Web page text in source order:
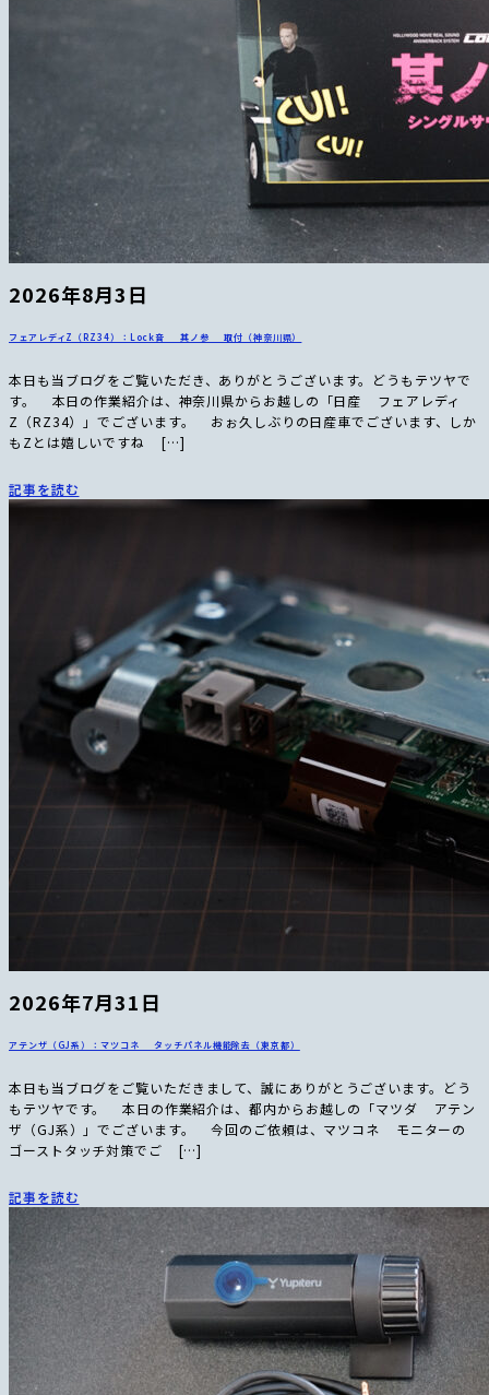
2026年8月3日
フェアレディZ（RZ34）：Lock音 其ノ参 取付（神奈川県）
本日も当ブログをご覧いただき、ありがとうございます。どうもテツヤで
す。 本日の作業紹介は、神奈川県からお越しの「日産 フェアレディ
Z（RZ34）」でございます。 おぉ久しぶりの日産車でございます、しか
もZとは嬉しいですね […]
記事を読む
2026年7月31日
アテンザ（GJ系）：マツコネ タッチパネル機能除去（東京都）
本日も当ブログをご覧いただきまして、誠にありがとうございます。どう
もテツヤです。 本日の作業紹介は、都内からお越しの「マツダ アテン
ザ（GJ系）」でございます。 今回のご依頼は、マツコネ モニターの
ゴーストタッチ対策でご […]
記事を読む